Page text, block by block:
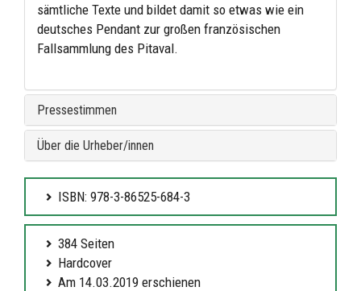
sämtliche Texte und bildet damit so etwas wie ein
deutsches Pendant zur großen französischen
Fallsammlung des Pitaval.
Pressestimmen
Über die Urheber/innen
ISBN: 978-3-86525-684-3
384 Seiten
Hardcover
Am 14.03.2019 erschienen